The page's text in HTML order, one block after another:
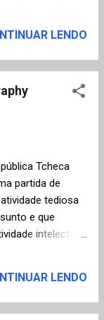
em 2015 pelo
de
em nosso país,
sentido da
parece ter como
prazer de
não se furta a
Obra-
Gosto . O
com uma
de Arthur
Allan Poe,
sobre
LENDO
Tcheca
partida de
tediosa
e que
intelectual
para crianças,
bem o fotógrafo
LENDO